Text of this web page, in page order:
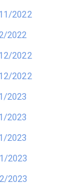
2022
2022
2022
2022
2023
2023
2023
2023
2023